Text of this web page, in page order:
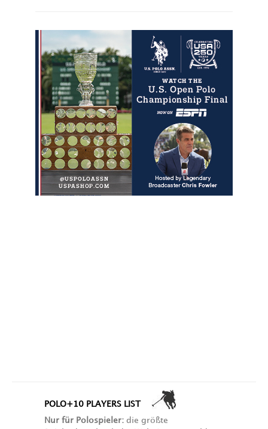
POLO+10 PLAYERS LIST
Nur für Polospieler: die größte